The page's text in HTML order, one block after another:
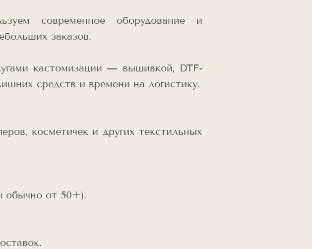
современное оборудование и
заказов.
кастомизации — вышивкой, DTF-
средств и времени на логистику.
косметичек и других текстильных
обычно от 50+).